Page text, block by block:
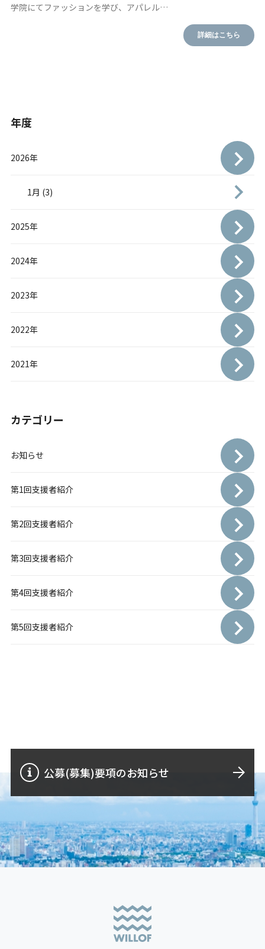
学院にてファッションを学び、アパレル…
詳細はこちら
年度
2026年
1月 (3)
2025年
2024年
2023年
2022年
2021年
カテゴリー
お知らせ
第1回支援者紹介
第2回支援者紹介
第3回支援者紹介
第4回支援者紹介
第5回支援者紹介
公募(募集)要項のお知らせ